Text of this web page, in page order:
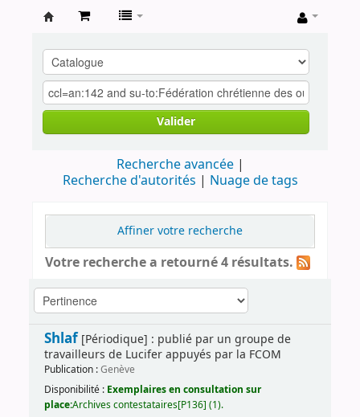
contestataires
Valider
Recherche avancée
Recherche d'autorités
Nuage de tags
Affiner votre recherche
Votre recherche a retourné 4 résultats.
Shlaf[Périodique] : publié par un groupe de
travailleurs de Lucifer appuyés par la FCOM
Publication :Genève
Disponibilité : Exemplaires en consultation sur
place:Archives contestataires[P136] (1).